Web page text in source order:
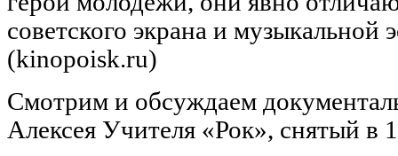
советского экрана и музыкальной
(kinopoisk.ru)
Смотрим и обсуждаем
Алексея Учителя «Рок», снятый в